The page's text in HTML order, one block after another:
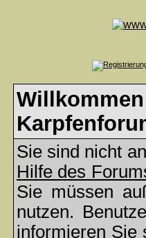
Sie sind nicht
Hilfe des
Sie müssen
nutzen.
informieren Sie